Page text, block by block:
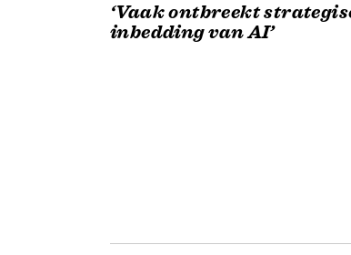
‘Vaak ontbreekt
inbedding van AI’